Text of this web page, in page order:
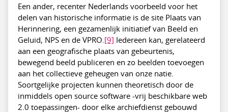
Een ander, recenter Nederlands voorbeeld voor het
delen van historische informatie is de site Plaats van
Herinnering, een gezamenlijk initiatief van Beeld en
Geluid, NPS en de VPRO. [9] Iedereen kan, gerelateerd
aan een geografische plaats van gebeurtenis,
bewegend beeld publiceren en zo beelden toevoegen
aan het collectieve geheugen van onze natie.
Soortgelijke projecten kunnen theoretisch door de
inmiddels open source software -vrij beschikbare web
2.0 toepassingen- door elke archiefdienst gebouwd